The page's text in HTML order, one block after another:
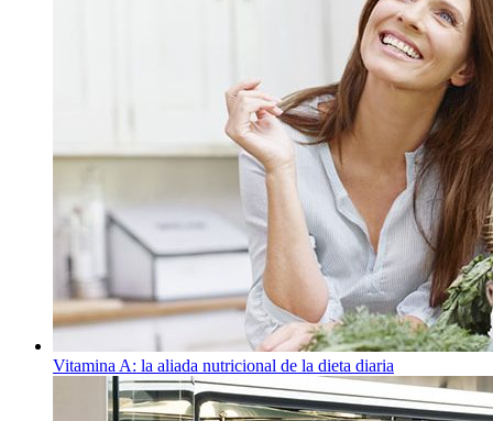
Vitamina A: la aliada nutricional de la dieta diaria